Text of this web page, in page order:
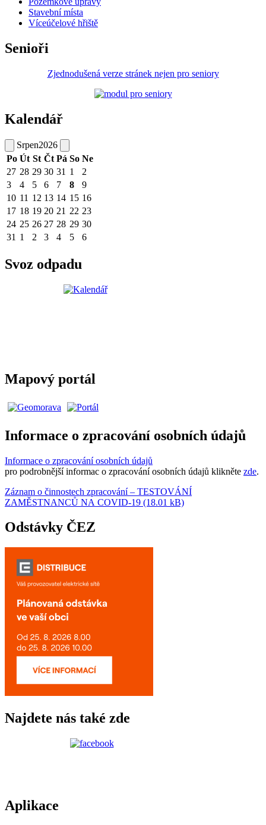
Stavební místa
Víceúčelové hřiště
Senioři
Zjednodušená verze stránek nejen pro seniory
Kalendář
Srpen2026
Po Út St Čt Pá So Ne
27 28 29 30 31 1
2
3
4 5 6 7 8
9
10 11 12 13 14 15 16
17 18 19 20 21 22 23
24 25 26 27 28 29 30
31 1 2 3 4 5 6
Svoz odpadu
Mapový portál
Informace o zpracování osobních údajů
Informace o zpracování osobních údajů
pro podrobnější informac o zpracování osobních údajů klikněte zde.
Záznam o činnostech zpracování – TESTOVÁNÍ
ZAMĚSTNANCŮ NA COVID-19 (18.01 kB)
Odstávky ČEZ
Najdete nás také zde
Aplikace